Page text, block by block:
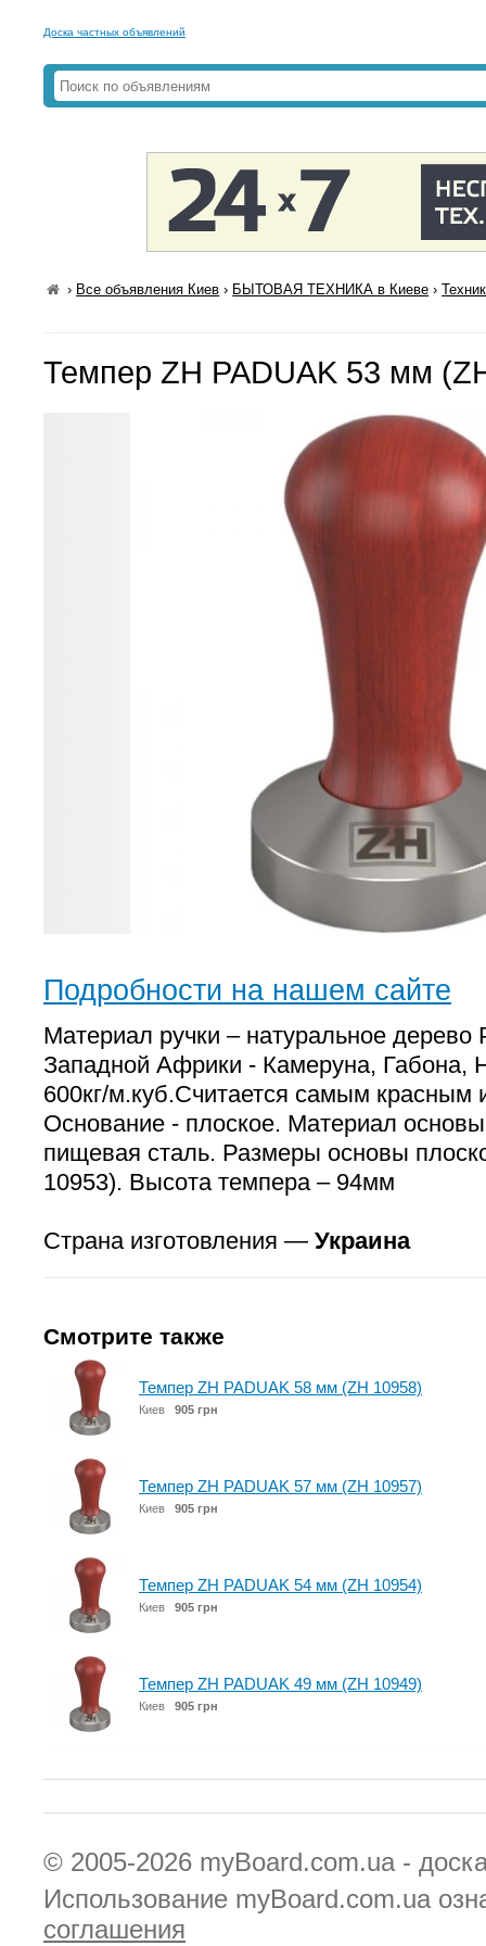
Доска частных объявлений
› Все объявления Киев › БЫТОВАЯ ТЕХНИКА в Киеве ›
Темпер ZH PADUAK 53 мм
Подробности на нашем сайте
Материал ручки – натуральное дерево
Западной Африки - Камеруна, Габона,
600кг/м.куб.Считается самым красным
Основание - плоское. Материал
пищевая сталь. Размеры основы
10953). Высота темпера – 94мм
Страна изготовления — Украина
Смотрите также
Темпер ZH PADUAK 58 мм (ZH 10958)
Киев 905 грн
Темпер ZH PADUAK 57 мм (ZH 10957)
Киев 905 грн
Темпер ZH PADUAK 54 мм (ZH 10954)
Киев 905 грн
Темпер ZH PADUAK 49 мм (ZH 10949)
Киев 905 грн
© 2005-2026 myBoard.com.ua -
Использование myBoard.com.ua
соглашения